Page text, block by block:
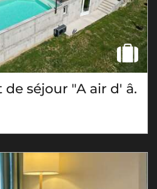
séjour "A air d' â.